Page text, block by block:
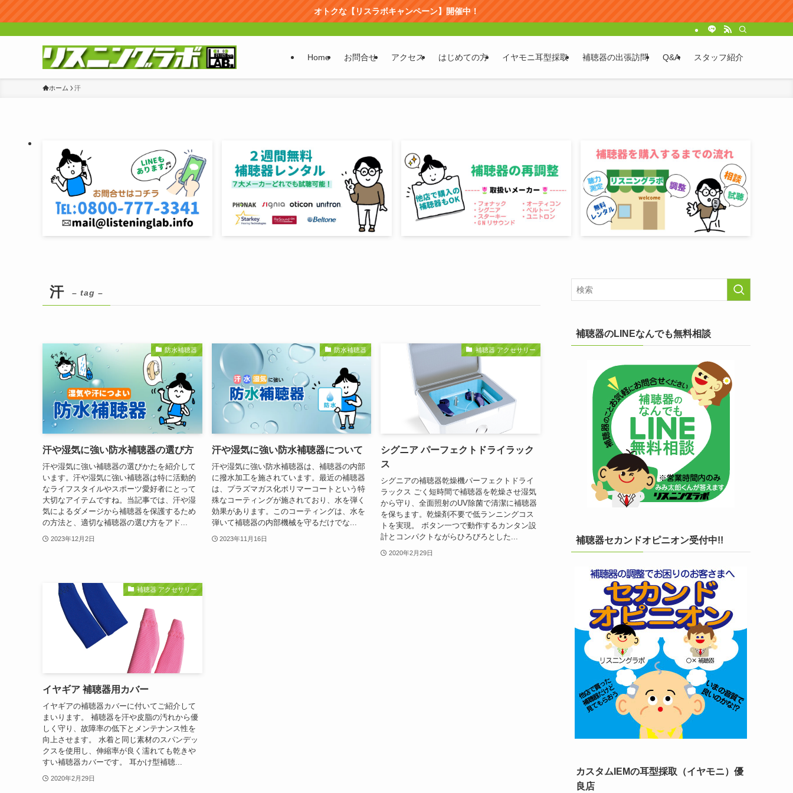
オトクな【リスラボキャンペーン】開催中！
Home お問合せ アクセス はじめての方 イヤモニ耳型採取 補聴器の出張訪問 Q&A スタッフ紹介
ホーム 汗
汗 – tag –
防水補聴器
汗や湿気に強い防水補聴器の選び方
汗や湿気に強い補聴器の選びかたを紹介して
います。汗や湿気に強い補聴器は特に活動的
なライフスタイルやスポーツ愛好者にとって
大切なアイテムですね。当記事では、汗や湿
気によるダメージから補聴器を保護するため
の方法と、適切な補聴器の選び方をアド...
2023年12月2日
防水補聴器
汗や湿気に強い防水補聴器について
汗や湿気に強い防水補聴器は、補聴器の内部
に撥水加工を施されています。最近の補聴器
は、プラズマガス化ポリマーコートという特
殊なコーティングが施されており、水を弾く
効果があります。このコーティングは、水を
弾いて補聴器の内部機械を守るだけでな...
2023年11月16日
補聴器 アクセサリー
シグニア パーフェクトドライラック
ス
シグニアの補聴器乾燥機パーフェクトドライ
ラックス ごく短時間で補聴器を乾燥させ湿気
から守り、全面照射のUV除菌で清潔に補聴器
を保ちます。乾燥剤不要で低ランニングコス
トを実現。 ボタン一つで動作するカンタン設
計とコンパクトながらひろびろとした...
2020年2月29日
補聴器 アクセサリー
イヤギア 補聴器用カバー
イヤギアの補聴器カバーに付いてご紹介して
まいります。 補聴器を汗や皮脂の汚れから優
しく守り、故障率の低下とメンテナンス性を
向上させます。 水着と同じ素材のスパンデッ
クスを使用し、伸縮率が良く濡れても乾きや
すい補聴器カバーです。 耳かけ型補聴...
2020年2月29日
補聴器のLINEなんでも無料相談
補聴器セカンドオピニオン受付中!!
カスタムIEMの耳型採取（イヤモニ）優
良店